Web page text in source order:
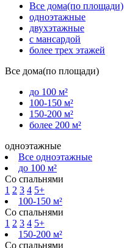
Все дома(по площади)
одноэтажные
двухэтажные
с мансардой
более трех этажей
Все дома(по площади)
до 100 м²
100-150 м²
150-200 м²
более 200 м²
одноэтажные
Все одноэтажные
до 100 м²
Со спальнями
1 2 3 4 5+
100-150 м²
Со спальнями
1 2 3 4 5+
150-200 м²
Со спальнями